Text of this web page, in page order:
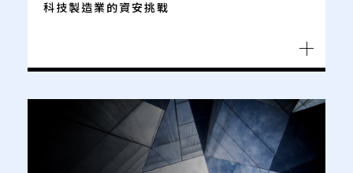
營運，也造成無法向客戶如期交貨、商譽損失
科技製造業的資安挑戰